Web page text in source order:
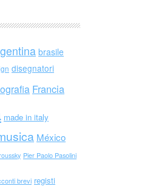
brasile
disegnatori
Francia
made in italy
México
Pier Paolo Pasolini
brevi registi